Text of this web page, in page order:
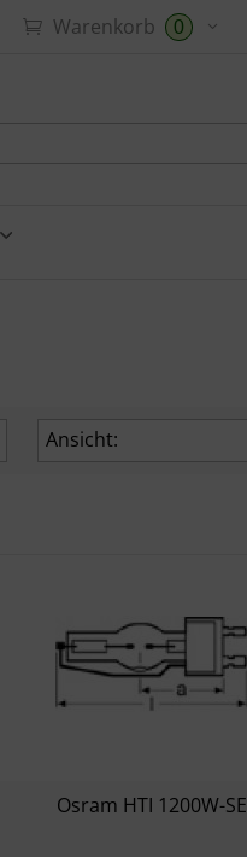
Warenkorb 0
Ansicht:
Osram HTI 1200W-SE